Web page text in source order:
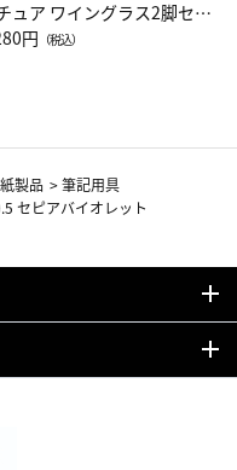
ュア ワイングラス2脚セッ
レッドワイン）
円 （税込）
製品 >筆記用具
セピアバイオレット